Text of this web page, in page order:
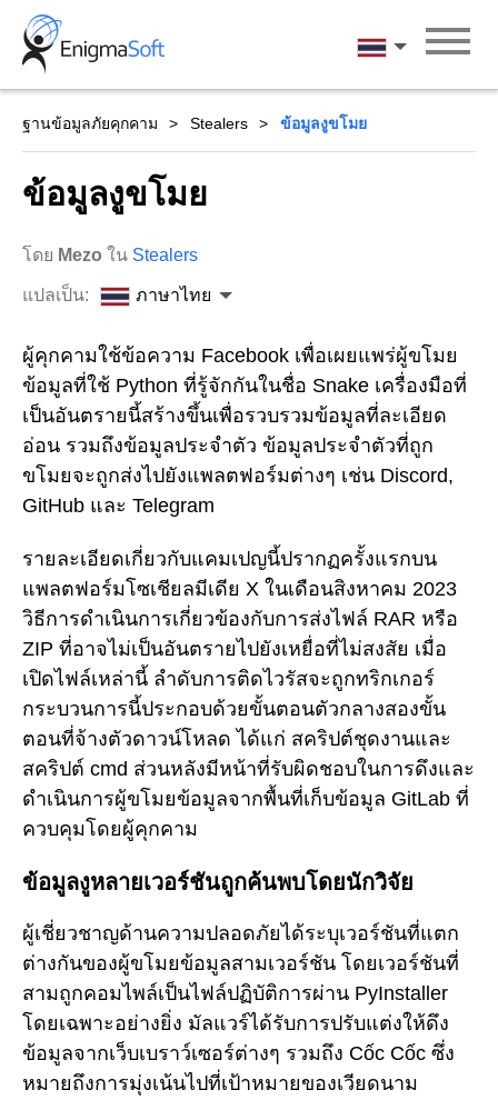
Skip
content
ภาษาไทย
ฐานข้อมูลภัยคุกคาม Stealers ข้อมูลงูขโมย
ข้อมูลงูขโมย
โดย Mezo ใน Stealers
แปลเป็น: ภาษาไทย
ผู้คุกคามใช้ข้อความ Facebook เพื่อเผยแพร่ผู้ขโมย
ข้อมูลที่ใช้ Python ที่รู้จักกันในชื่อ Snake เครื่องมือที่
เป็นอันตรายนี้สร้างขึ้นเพื่อรวบรวมข้อมูลที่ละเอียด
อ่อน รวมถึงข้อมูลประจำตัว ข้อมูลประจำตัวที่ถูก
ขโมยจะถูกส่งไปยังแพลตฟอร์มต่างๆ เช่น Discord,
GitHub และ Telegram
รายละเอียดเกี่ยวกับแคมเปญนี้ปรากฏครั้งแรกบน
แพลตฟอร์มโซเชียลมีเดีย X ในเดือนสิงหาคม 2023
วิธีการดำเนินการเกี่ยวข้องกับการส่งไฟล์ RAR หรือ
ZIP ที่อาจไม่เป็นอันตรายไปยังเหยื่อที่ไม่สงสัย เมื่อ
เปิดไฟล์เหล่านี้ ลำดับการติดไวรัสจะถูกทริกเกอร์
กระบวนการนี้ประกอบด้วยขั้นตอนตัวกลางสองขั้น
ตอนที่จ้างตัวดาวน์โหลด ได้แก่ สคริปต์ชุดงานและ
สคริปต์ cmd ส่วนหลังมีหน้าที่รับผิดชอบในการดึงและ
ดำเนินการผู้ขโมยข้อมูลจากพื้นที่เก็บข้อมูล GitLab ที่
ควบคุมโดยผู้คุกคาม
ข้อมูลงูหลายเวอร์ชันถูกค้นพบโดยนักวิจัย
ผู้เชี่ยวชาญด้านความปลอดภัยได้ระบุเวอร์ชันที่แตก
ต่างกันของผู้ขโมยข้อมูลสามเวอร์ชัน โดยเวอร์ชันที่
สามถูกคอมไพล์เป็นไฟล์ปฏิบัติการผ่าน PyInstaller
โดยเฉพาะอย่างยิ่ง มัลแวร์ได้รับการปรับแต่งให้ดึง
ข้อมูลจากเว็บเบราว์เซอร์ต่างๆ รวมถึง Cốc Cốc ซึ่ง
หมายถึงการมุ่งเน้นไปที่เป้าหมายของเวียดนาม